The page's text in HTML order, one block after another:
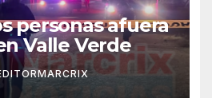
personas afuera
Valle Verde